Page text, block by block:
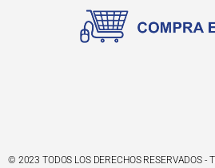
© 2023 TODOS LOS DERECHOS RESERVADOS -